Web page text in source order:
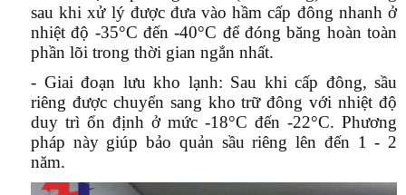
sau khi xử lý được đưa vào hầm cấp đông nhanh ở
nhiệt độ -35°C đến -40°C để đóng băng hoàn toàn
phần lõi trong thời gian ngắn nhất.
- Giai đoạn lưu kho lạnh: Sau khi cấp đông, sầu
riêng được chuyển sang kho trữ đông với nhiệt độ
duy trì ổn định ở mức -18°C đến -22°C. Phương
pháp này giúp bảo quản sầu riêng lên đến 1 - 2
năm.